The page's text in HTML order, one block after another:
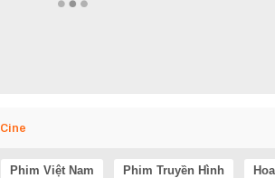
Cine
Phim Việt Nam Phim Truyền Hình